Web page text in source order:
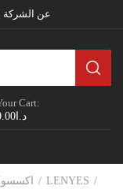
عن الشركة
Cart:
د.ا
LENYES